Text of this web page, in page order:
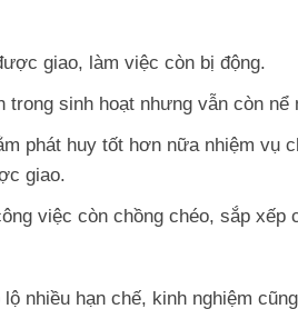
giao, làm việc còn bị động.
sinh hoạt nhưng vẫn còn nể
phát huy tốt hơn nữa nhiệm vụ
giao.
việc còn chồng chéo, sắp xếp
nhiều hạn chế, kinh nghiệm